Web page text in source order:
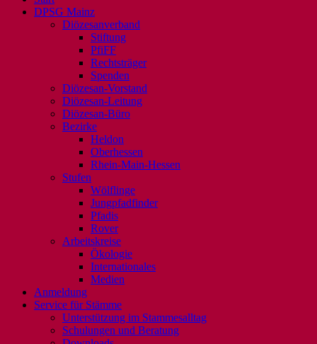
DPSG Mainz
Diözesanverband
Stiftung
PfiFF
Rechtsträger
Spenden
Diözesan-Vorstand
Diözesan-Leitung
Diözesan-Büro
Bezirke
Heldon
Oberhessen
Rhein-Main-Hessen
Stufen
Wölflinge
Jungpfadfinder
Pfadis
Rover
Arbeitskreise
Ökologie
Internationales
Medien
Anmeldung
Service für Stämme
Unterstützung im Stammesalltag
Schulungen und Beratung